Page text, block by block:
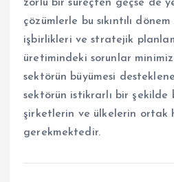
zorlu bir süreçten geçse de
çözümlerle bu sıkıntılı
işbirlikleri ve stratejik
üretimindeki sorunlar
sektörün büyümesi
sektörün istikrarlı bir şekilde
şirketlerin ve ülkelerin ortak
gerekmektedir.